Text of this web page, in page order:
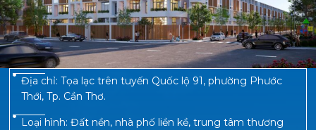
Địa chỉ: Tọa lạc trên tuyến Quốc lộ 91, phường Phước
Thới, Tp. Cần Thơ.
Loại hình: Đất nền, nhà phố liền kề, trung tâm thương